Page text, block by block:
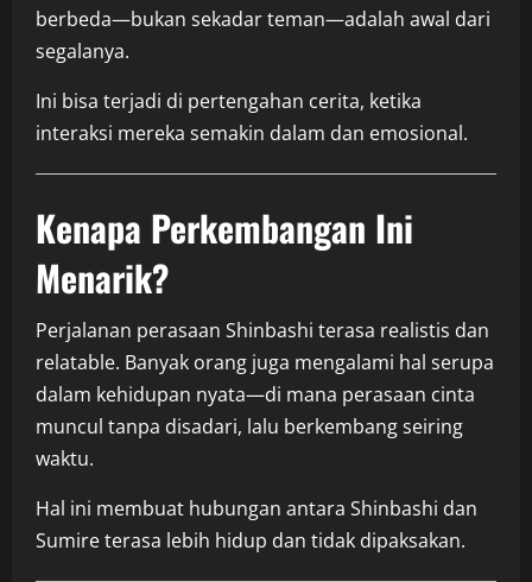
berbeda—bukan sekadar teman—adalah awal dari
segalanya.
Ini bisa terjadi di pertengahan cerita, ketika
interaksi mereka semakin dalam dan emosional.
Kenapa Perkembangan Ini
Menarik?
Perjalanan perasaan Shinbashi terasa realistis dan
relatable. Banyak orang juga mengalami hal serupa
dalam kehidupan nyata—di mana perasaan cinta
muncul tanpa disadari, lalu berkembang seiring
waktu.
Hal ini membuat hubungan antara Shinbashi dan
Sumire terasa lebih hidup dan tidak dipaksakan.